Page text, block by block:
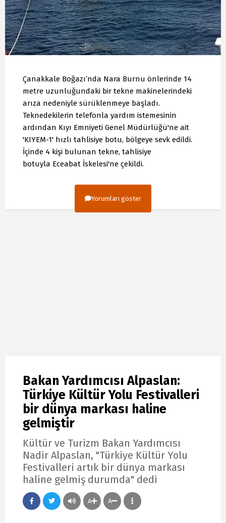
Çanakkale Boğazı’nda Nara Burnu önlerinde 14
metre uzunluğundaki bir tekne makinelerindeki
arıza nedeniyle sürüklenmeye başladı.
Teknedekilerin telefonla yardım istemesinin
ardından Kıyı Emniyeti Genel Müdürlüğü'ne ait
'KIYEM-1' hızlı tahlisiye botu, bölgeye sevk edildi.
İçinde 4 kişi bulunan tekne, tahlisiye
botuyla Eceabat İskelesi'ne çekildi.
Yorumları göster
Bakan Yardımcısı Alpaslan:
Türkiye Kültür Yolu Festivalleri
bir dünya markası haline
gelmiştir
Kültür ve Turizm Bakan Yardımcısı
Nadir Alpaslan, "Türkiye Kültür Yolu
Festivalleri artık bir dünya markası
haline gelmiş durumda" dedi
A A